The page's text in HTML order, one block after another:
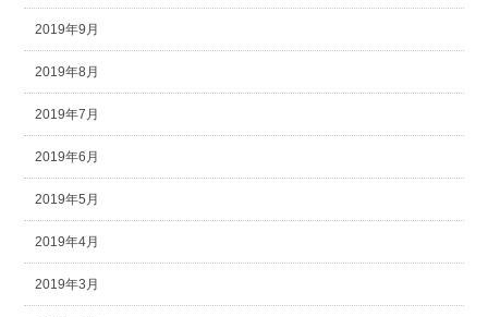
2019年9月
2019年8月
2019年7月
2019年6月
2019年5月
2019年4月
2019年3月